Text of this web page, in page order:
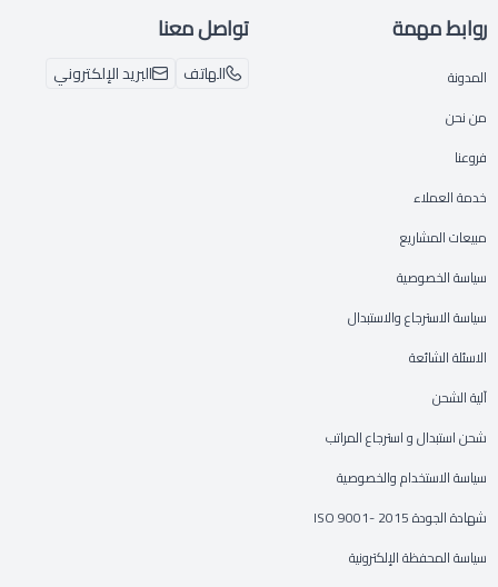
روابط مهمة
المدونة
من نحن
فروعنا
خدمة العملاء
مبيعات المشاريع
سياسة الخصوصية
سياسة الاسترجاع والاستبدال
الاسئلة الشائعة
آلية الشحن
شحن استبدال و استرجاع المراتب
سياسة الاستخدام والخصوصية
شهادة الجودة ISO 9001- 2015
سياسة المحفظة الإلكترونية
تواصل معنا
الهاتف البريد الإلكتروني